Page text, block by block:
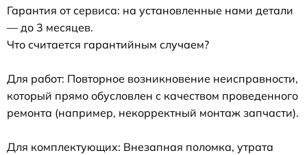
Гарантия от сервиса: на установленные нами детали
— до 3 месяцев.
Что считается гарантийным случаем?
Для работ: Повторное возникновение неисправности,
который прямо обусловлен с качеством проведенного
ремонта (например, некорректный монтаж запчасти).
Для комплектующих: Внезапная поломка, утрата